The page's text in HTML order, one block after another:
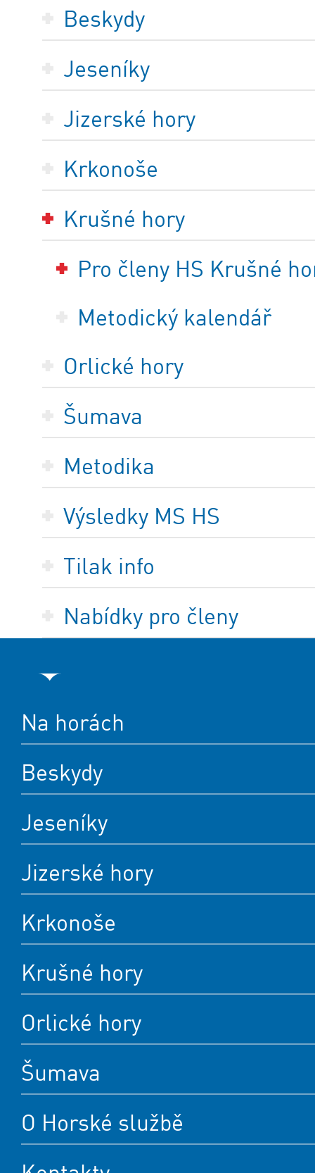
Beskydy
Jeseníky
Jizerské hory
Krkonoše
Krušné hory
Pro členy HS Krušné
Metodický kalendář
Orlické hory
Šumava
Metodika
Výsledky MS HS
Tilak info
Nabídky pro členy
Na horách
Beskydy
Jeseníky
Jizerské hory
Krkonoše
Krušné hory
Orlické hory
Šumava
O Horské službě